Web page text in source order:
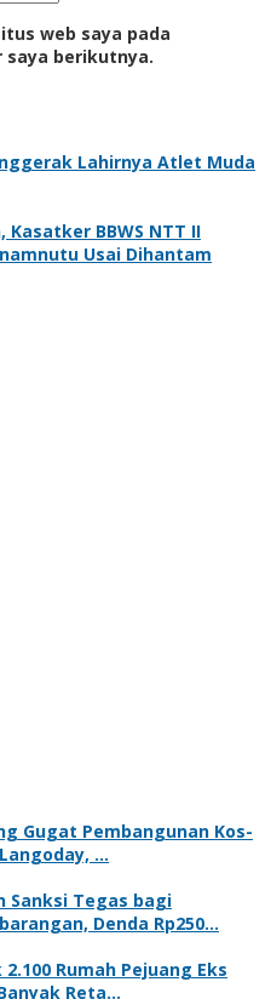
web saya pada
berikutnya.
Lahirnya Atlet Muda
BBWS NTT II
Usai Dihantam
Gugat Pembangunan Kos-
…
Sanksi Tegas bagi
Denda Rp250…
Rumah Pejuang Eks
Reta…